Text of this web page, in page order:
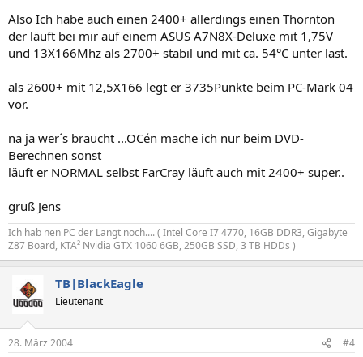
Also Ich habe auch einen 2400+ allerdings einen Thornton
der läuft bei mir auf einem ASUS A7N8X-Deluxe mit 1,75V
und 13X166Mhz als 2700+ stabil und mit ca. 54°C unter last.
als 2600+ mit 12,5X166 legt er 3735Punkte beim PC-Mark 04
vor.
na ja wer´s braucht ...OCén mache ich nur beim DVD-
Berechnen sonst
läuft er NORMAL selbst FarCray läuft auch mit 2400+ super..
gruß Jens
Ich hab nen PC der Langt noch.... ( Intel Core I7 4770, 16GB DDR3, Gigabyte
Z87 Board, KTA² Nvidia GTX 1060 6GB, 250GB SSD, 3 TB HDDs )
TB|BlackEagle
Lieutenant
28. März 2004 #4